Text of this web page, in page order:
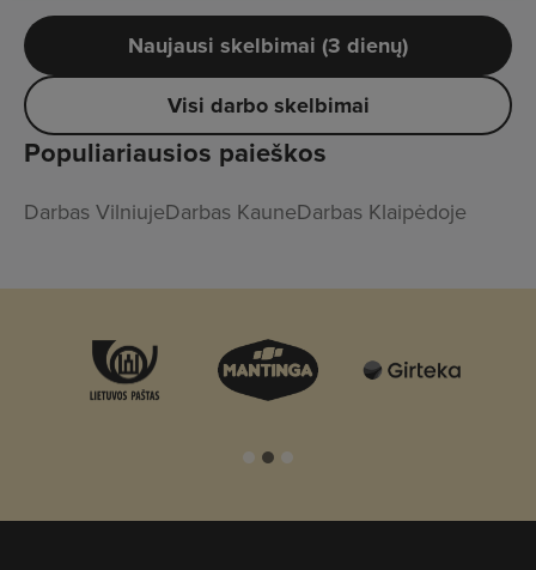
Naujausi skelbimai (3 dienų)
Visi darbo skelbimai
Populiariausios paieškos
Darbas VilniujeDarbas KauneDarbas Klaipėdoje